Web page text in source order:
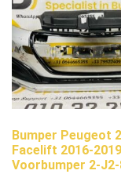
Bumper Peugeot
Facelift 2016-
Voorbumper 2-